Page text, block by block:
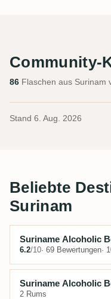
Community-
86 Flaschen aus Surinam
Stand 6. Aug. 2026
Beliebte
Surinam
Suriname Alcoholic
6.2/10· 69 Bewertungen·
Suriname Alcoholic
2 Rums